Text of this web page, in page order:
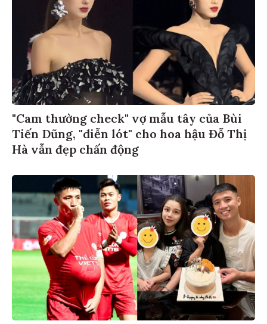
"Cam thường check" vợ mẫu tây của Bùi
Tiến Dũng, "diễn lót" cho hoa hậu Đỗ Thị
Hà vẫn đẹp chấn động